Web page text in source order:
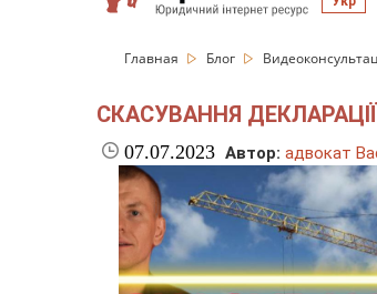
Главная Блог
СКАСУВАННЯ
07.07.2023 Автор: адвокат